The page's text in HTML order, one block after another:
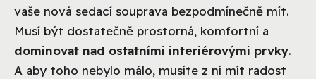
vaše nová sedací souprava bezpodmínečně mít.
Musí být dostatečně prostorná, komfortní a
dominovat nad ostatními interiérovými prvky.
A aby toho nebylo málo, musíte z ní mít radost